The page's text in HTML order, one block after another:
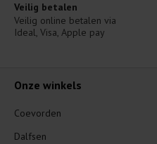
Veilig betalen
Veilig online betalen via
Ideal, Visa, Apple pay
Onze winkels
Coevorden
Dalfsen